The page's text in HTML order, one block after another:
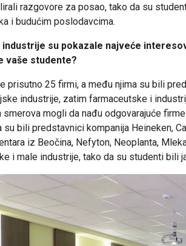
razgovore za posao, tako da su
i budućim poslodavcima.
industrije su pokazale najveće
vaše studente?
prisutno 25 firmi, a među njima su bili
industrije, zatim farmaceutske i
smerova mogli da nađu odgovarajuće
su bili predstavnici kompanija Heineken,
iz Beočina, Nefyton, Neoplanta,
i male industrije, tako da su studenti bili